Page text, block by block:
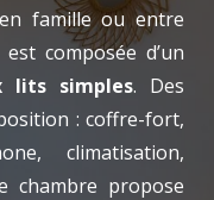
famille ou entre
composée d’un
lits simples. Des
: coffre-fort,
climatisation,
chambre propose